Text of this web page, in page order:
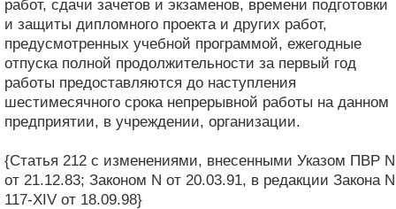
работ, сдачи зачетов и экзаменов, времени подготовки
и защиты дипломного проекта и других работ,
предусмотренных учебной программой, ежегодные
отпуска полной продолжительности за первый год
работы предоставляются до наступления
шестимесячного срока непрерывной работы на данном
предприятии, в учреждении, организации.
{Статья 212 с изменениями, внесенными Указом ПВР N
от 21.12.83; Законом N от 20.03.91, в редакции Закона N
117-XIV от 18.09.98}